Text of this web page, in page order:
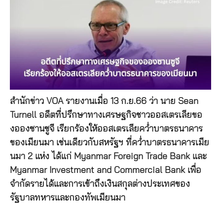
สำนักข่าว VOA รายงานเมื่อ 13 ก.ย.66 ว่า นาย Sean
Turnell อดีตที่ปรึกษาทางเศรษฐกิจชาวออสเตรเลียขอ
งอองซานซูจี เรียกร้องให้ออสเตรเลียคว่ำบาตรธนาคาร
ของเมียนมา เช่นเดียวกับสหรัฐฯ ที่คว่ำบาตรธนาคารเมีย
นมา 2 แห่ง ได้แก่ Myanmar Foreign Trade Bank และ
Myanmar Investment and Commercial Bank เพื่อ
จำกัดรายได้และการเข้าถึงเงินสกุลต่างประเทศของ
รัฐบาลทหารและกองทัพเมียนมา